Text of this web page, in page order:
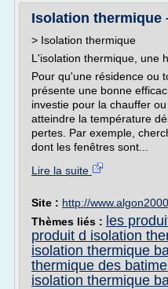
Isolation thermique
> Isolation thermique
L'isolation thermique, une
Pour qu'une résidence ou
présente une bonne
investie pour la chauffer
atteindre la température
pertes. Par exemple,
dont les fenêtres sont...
Lire la suite
Site : http://
Thèmes liés : les
produit d isolation
isolation thermique
thermique des
isolation thermique